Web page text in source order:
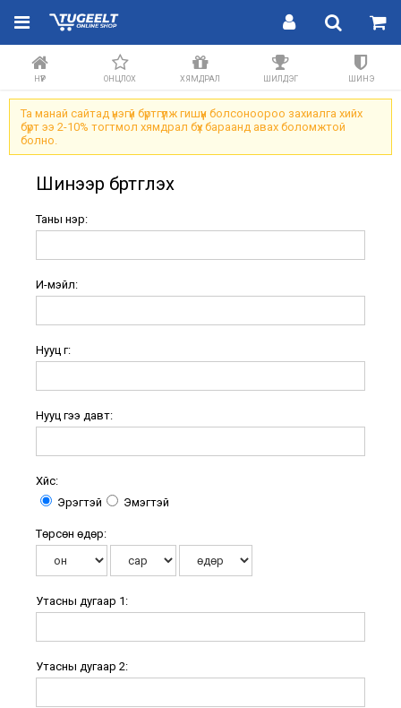
НҮҮР ОНЦЛОХ ХЯМДРАЛ ШИЛДЭГ ШИНЭ
Та манай сайтад үнэгүй бүртгүүлж гишүүн болсоноороо захиалга хийх
бүрт ээ 2-10% тогтмол хямдрал бүх бараанд авах боломжтой
болно.
Шинээр бүртгүүлэх
Таны нэр:
И-мэйл:
Нууц үг:
Нууц үгээ давт:
Хүйс:
Эрэгтэй
Эмэгтэй
Төрсөн өдөр:
Утасны дугаар 1:
Утасны дугаар 2: